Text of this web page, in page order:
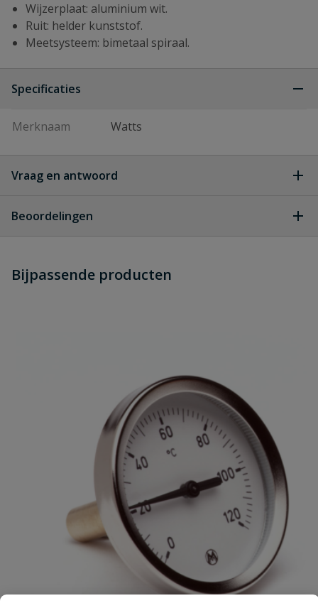
Wijzerplaat: aluminium wit.
Ruit: helder kunststof.
Meetsysteem: bimetaal spiraal.
Specificaties
Merknaam Watts
Vraag en antwoord
dit product?
Beoordelingen
Schrijf zelf een beoordeling
Samenvatting
Beoordeling
Bijpassende producten